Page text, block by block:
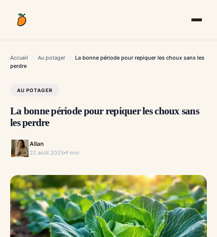
contenu
Accueil Au potager
La bonne période pour repiquer les choux sans les
perdre
AU POTAGER
La bonne période pour repiquer les choux sans
les perdre
Allan
22 août 2025 9 min